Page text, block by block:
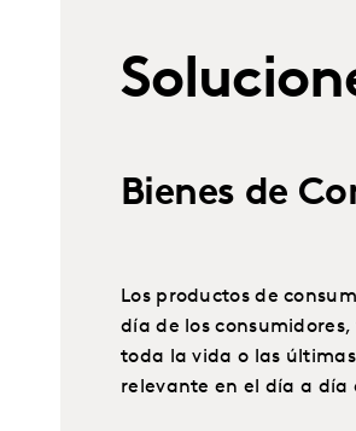
Bienes de
Los productos de
día de los
toda la vida o las
relevante en el día a día